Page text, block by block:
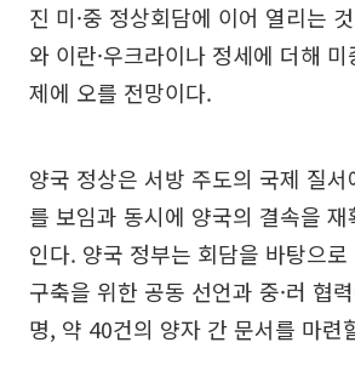
진 미·중 정상회담에 이어 열리는
와 이란·우크라이나 정세에 더해
제에 오를 전망이다.
양국 정상은 서방 주도의 국제 질
를 보임과 동시에 양국의 결속을
인다. 양국 정부는 회담을 바탕으
구축을 위한 공동 선언과 중·러 협
명, 약 40건의 양자 간 문서를 마련